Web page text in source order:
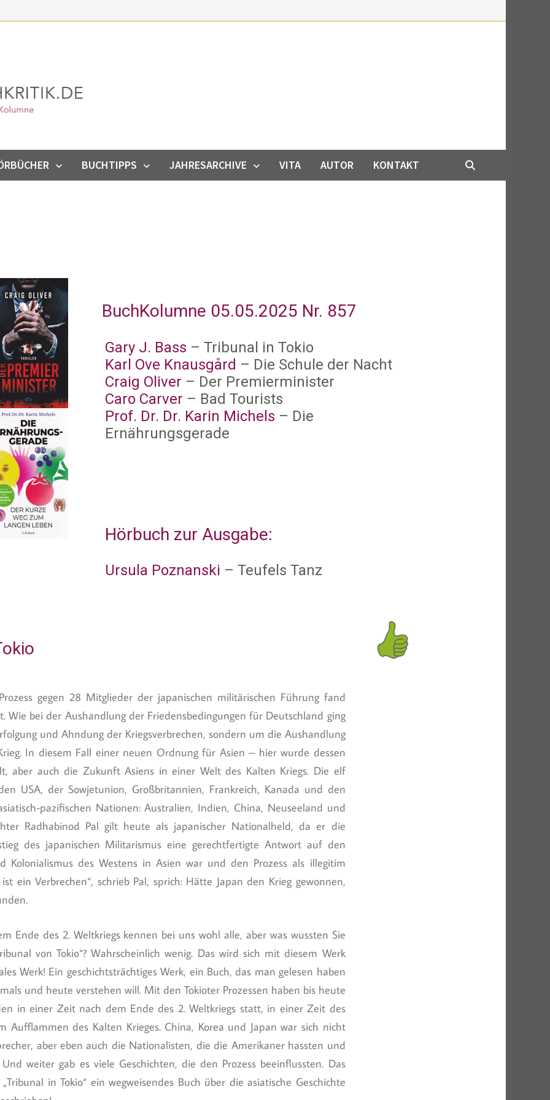
BUCHTIPPS JAHRESARCHIVE VITA AUTOR KONTAKT
BuchKolumne 05.05.2025 Nr. 857
Gary J. Bass – Tribunal in Tokio
Karl Ove Knausgård – Die Schule der Nacht
Craig Oliver – Der Premierminister
Caro Carver – Bad Tourists
Prof. Dr. Dr. Karin Michels – Die
Ernährungsgerade
Hörbuch zur Ausgabe:
Ursula Poznanski – Teufels Tanz
gegen 28 Mitglieder der japanischen militärischen Führung fand
Wie bei der Aushandlung der Friedensbedingungen für Deutschland ging
und Ahndung der Kriegsverbrechen, sondern um die Aushandlung
In diesem Fall einer neuen Ordnung für Asien – hier wurde dessen
aber auch die Zukunft Asiens in einer Welt des Kalten Kriegs. Die elf
USA, der Sowjetunion, Großbritannien, Frankreich, Kanada und den
pazifischen Nationen: Australien, Indien, China, Neuseeland und
Radhabinod Pal gilt heute als japanischer Nationalheld, da er die
des japanischen Militarismus eine gerechtfertigte Antwort auf den
Kolonialismus des Westens in Asien war und den Prozess als illegitim
ein Verbrechen“, schrieb Pal, sprich: Hätte Japan den Krieg gewonnen,
Ende des 2. Weltkriegs kennen bei uns wohl alle, aber was wussten Sie
von Tokio“? Wahrscheinlich wenig. Das wird sich mit diesem Werk
Werk! Ein geschichtsträchtiges Werk, ein Buch, das man gelesen haben
und heute verstehen will. Mit den Tokioter Prozessen haben bis heute
in einer Zeit nach dem Ende des 2. Weltkriegs statt, in einer Zeit des
Aufflammen des Kalten Krieges. China, Korea und Japan war sich nicht
aber eben auch die Nationalisten, die die Amerikaner hassten und
weiter gab es viele Geschichten, die den Prozess beeinflussten. Das
in Tokio“ ein wegweisendes Buch über die asiatische Geschichte